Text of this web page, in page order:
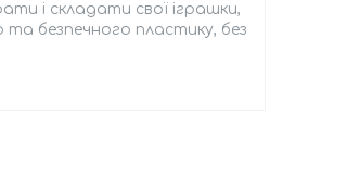
і складати свої іграшки,
безпечного пластику, без